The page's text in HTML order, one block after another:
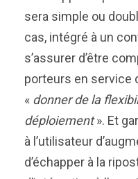
sera simple ou
cas, intégré à un
s’assurer d’être
porteurs en service
« donner de la
déploiement». Et
à l’utilisateur
d’échapper à la